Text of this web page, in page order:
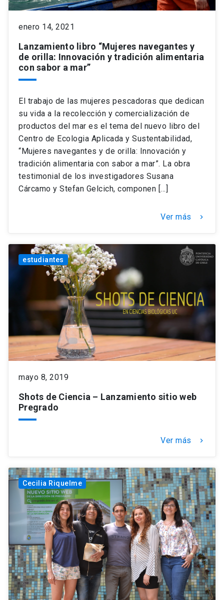
Académicos
Consejo de Facultad
Secretaría Académica
Documentos FCB
Dirección Investigación
Grupos de Investigación
Institutos y Centros
FCB en el Territorio
Redes Internacionales
Estudiantes
Pregrado
Postgrado
Centro de Estudiantes
Publicaciones
Contacto
enero 14, 2021
Lanzamiento libro “Mujeres navegantes y
de orilla: Innovación y tradición alimentaria
con sabor a mar”
El trabajo de las mujeres pescadoras que dedican
su vida a la recolección y comercialización de
productos del mar es el tema del nuevo libro del
Centro de Ecologia Aplicada y Sustentabilidad,
“Mujeres navegantes y de orilla: Innovación y
tradición alimentaria con sabor a mar”. La obra
testimonial de los investigadores Susana
Cárcamo y Stefan Gelcich, componen […]
Ver más keyboard_arrow_right
estudiantes
mayo 8, 2019
Shots de Ciencia – Lanzamiento sitio web
Pregrado
Ver más keyboard_arrow_right
Cecilia Riquelme